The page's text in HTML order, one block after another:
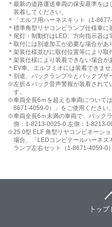
最新の道路運送車両の保安基準をは
装着してください。
「エルフ用ハーネスキット（1-
標準角型リヤコンビランプ仕様車に
尾灯・制動灯はLED、方向指示器は
取付には別途加工が必要な場合があ
架装仕様並びに取付位置等により取
架装仕様により装着できない場合が
EV車、エルフミオには装着できませ
別途、バックランプ※とバックブザ
左折＆バック音声警報が装着され
す。
車両全長6ｍを超える車両について
8671-4059-0）」をご使用ください
車両全長6ｍ未満の車両で、バック
側：1-8213-0025-0 左側：1-8213-
25.0型 ELF 角型リヤコンビネーシ
場合、「LEDコンビテールハーネス
ランプ左右セット（1-8671-4059-0